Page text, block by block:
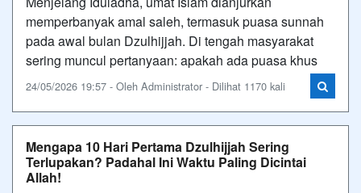
memperbanyak amal saleh, termasuk puasa sunnah
pada awal bulan Dzulhijjah. Di tengah masyarakat
sering muncul pertanyaan: apakah ada puasa khus
24/05/2026 19:57 - Oleh Administrator - Dilihat 1170 kali
Mengapa 10 Hari Pertama Dzulhijjah Sering
Terlupakan? Padahal Ini Waktu Paling Dicintai
Allah!